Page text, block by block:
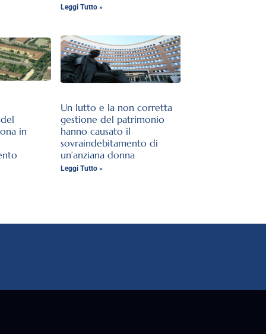
Leggi Tutto »
in
Un lutto e la non corretta
gestione del patrimonio
hanno causato il
sovraindebitamento di
un’anziana donna
Leggi Tutto »